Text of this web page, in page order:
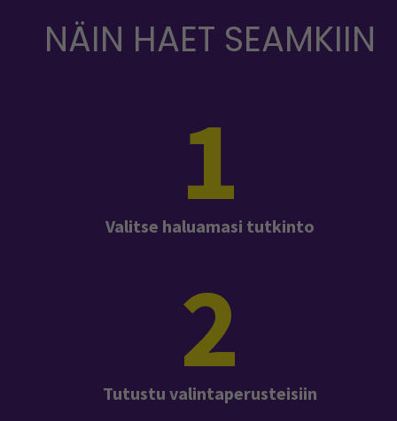
NÄIN HAET SEAMKIIN
1
Valitse haluamasi tutkinto
2
Tutustu valintaperusteisiin